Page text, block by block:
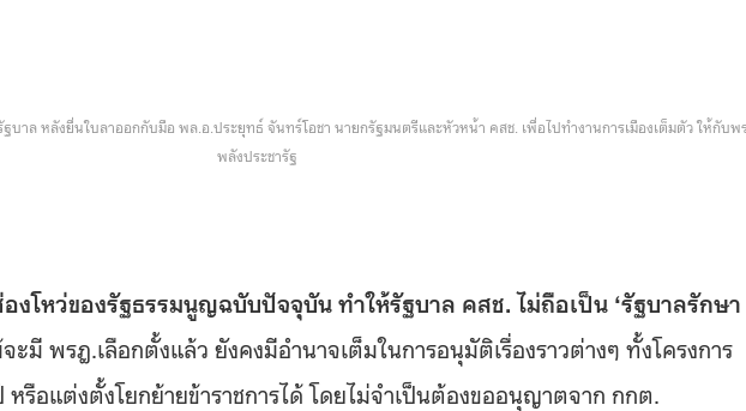
บาล หลังยื่นใบลาออกกับมือ พล.อ.ประยุทธ์ จันทร์โอชา นายกรัฐมนตรีและหัวหน้า คสช. เพื่อไปทำงานการเมืองเต็มตัว ให้กับพ
พลังประชารัฐ
งโหว่ของรัฐธรรมนูญฉบับปัจจุบัน ทำให้รัฐบาล คสช. ไม่ถือเป็น ‘รัฐบาลรักษา
ะมี พรฎ.เลือกตั้งแล้ว ยังคงมีอำนาจเต็มในการอนุมัติเรื่องราวต่างๆ ทั้งโครงการ
อแต่งตั้งโยกย้ายข้าราชการได้ โดยไม่จำเป็นต้องขออนุญาตจาก กกต.